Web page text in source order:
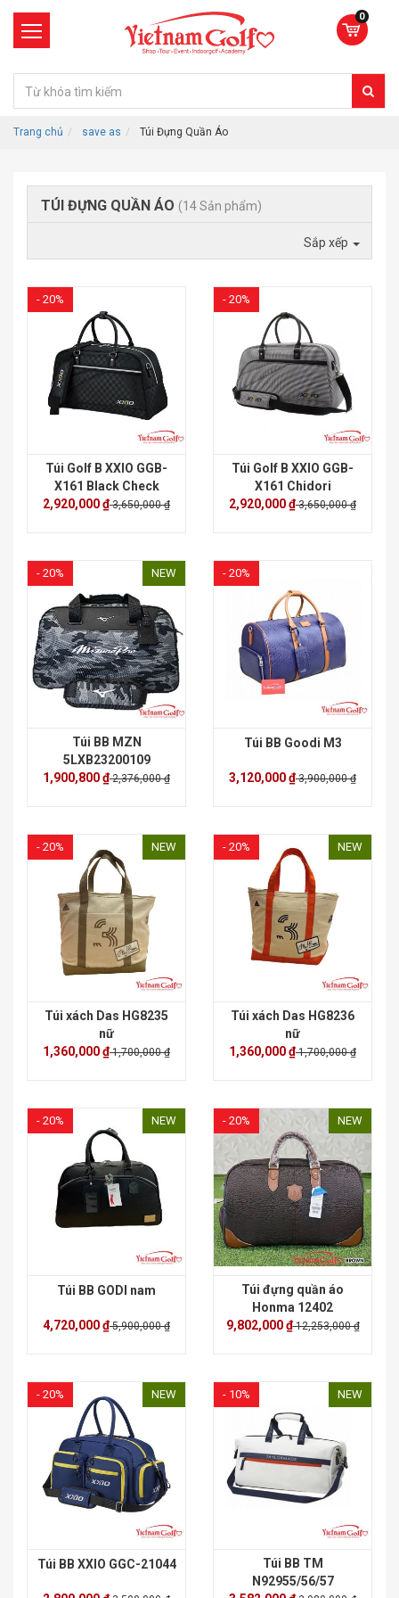
0
Trang chủ save as Túi Đựng Quần Áo
TÚI ĐỰNG QUẦN ÁO (14 Sản phẩm)
Sắp xếp
- 20%
Túi Golf B XXIO GGB-
X161 Black Check
2,920,000 ₫3,650,000 ₫
- 20%
Túi Golf B XXIO GGB-
X161 Chidori
2,920,000 ₫3,650,000 ₫
- 20% NEW
Túi BB MZN
5LXB23200109
1,900,800 ₫2,376,000 ₫
- 20%
Túi BB Goodi M3
3,120,000 ₫3,900,000 ₫
- 20% NEW
Túi xách Das HG8235
nữ
1,360,000 ₫1,700,000 ₫
- 20% NEW
Túi xách Das HG8236
nữ
1,360,000 ₫1,700,000 ₫
- 20% NEW
Túi BB GODI nam
4,720,000 ₫5,900,000 ₫
- 20% NEW
Túi đựng quần áo
Honma 12402
9,802,000 ₫12,253,000 ₫
- 20% NEW
Túi BB XXIO GGC-21044
- 10% NEW
Túi BB TM
N92955/56/57